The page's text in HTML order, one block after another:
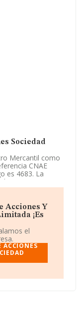
Sociedad
Mercantil como
CNAE
es 4683. La
exteriores.
.
fiscal
en
(28020),
el ámbito
Acciones Y
¡Es
el
ACCIONES